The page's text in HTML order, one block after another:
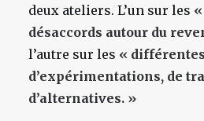
deux ateliers. L’un sur les
désaccords autour du
l’autre sur les «
d’expérimentations, de
d’alternatives. »